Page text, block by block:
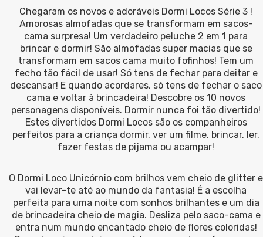
Chegaram os novos e adoráveis Dormi Locos Série 3 !
Amorosas almofadas que se transformam em sacos-
cama surpresa! Um verdadeiro peluche 2 em 1 para
brincar e dormir! São almofadas super macias que se
transformam em sacos cama muito fofinhos! Tem um
fecho tão fácil de usar! Só tens de fechar para deitar e
descansar! E quando acordares, só tens de fechar o saco
cama e voltar à brincadeira! Descobre os 10 novos
personagens disponíveis. Dormir nunca foi tão divertido!
Estes divertidos Dormi Locos são os companheiros
perfeitos para a criança dormir, ver um filme, brincar, ler,
fazer festas de pijama ou acampar!
O Dormi Loco Unicórnio com brilhos vem cheio de glitter e
vai levar-te até ao mundo da fantasia! É a escolha
perfeita para uma noite com sonhos brilhantes e um dia
de brincadeira cheio de magia. Desliza pelo saco-cama e
entra num mundo encantado cheio de flores coloridas!